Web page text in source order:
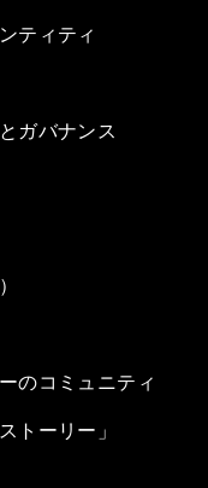
ティティ
ガバナンス
のコミュニティ
トーリー」